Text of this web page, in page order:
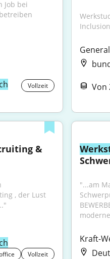
Job bei
Vollzeit Von
&
, der Lust
Vollzeit
"...am
Kraft-